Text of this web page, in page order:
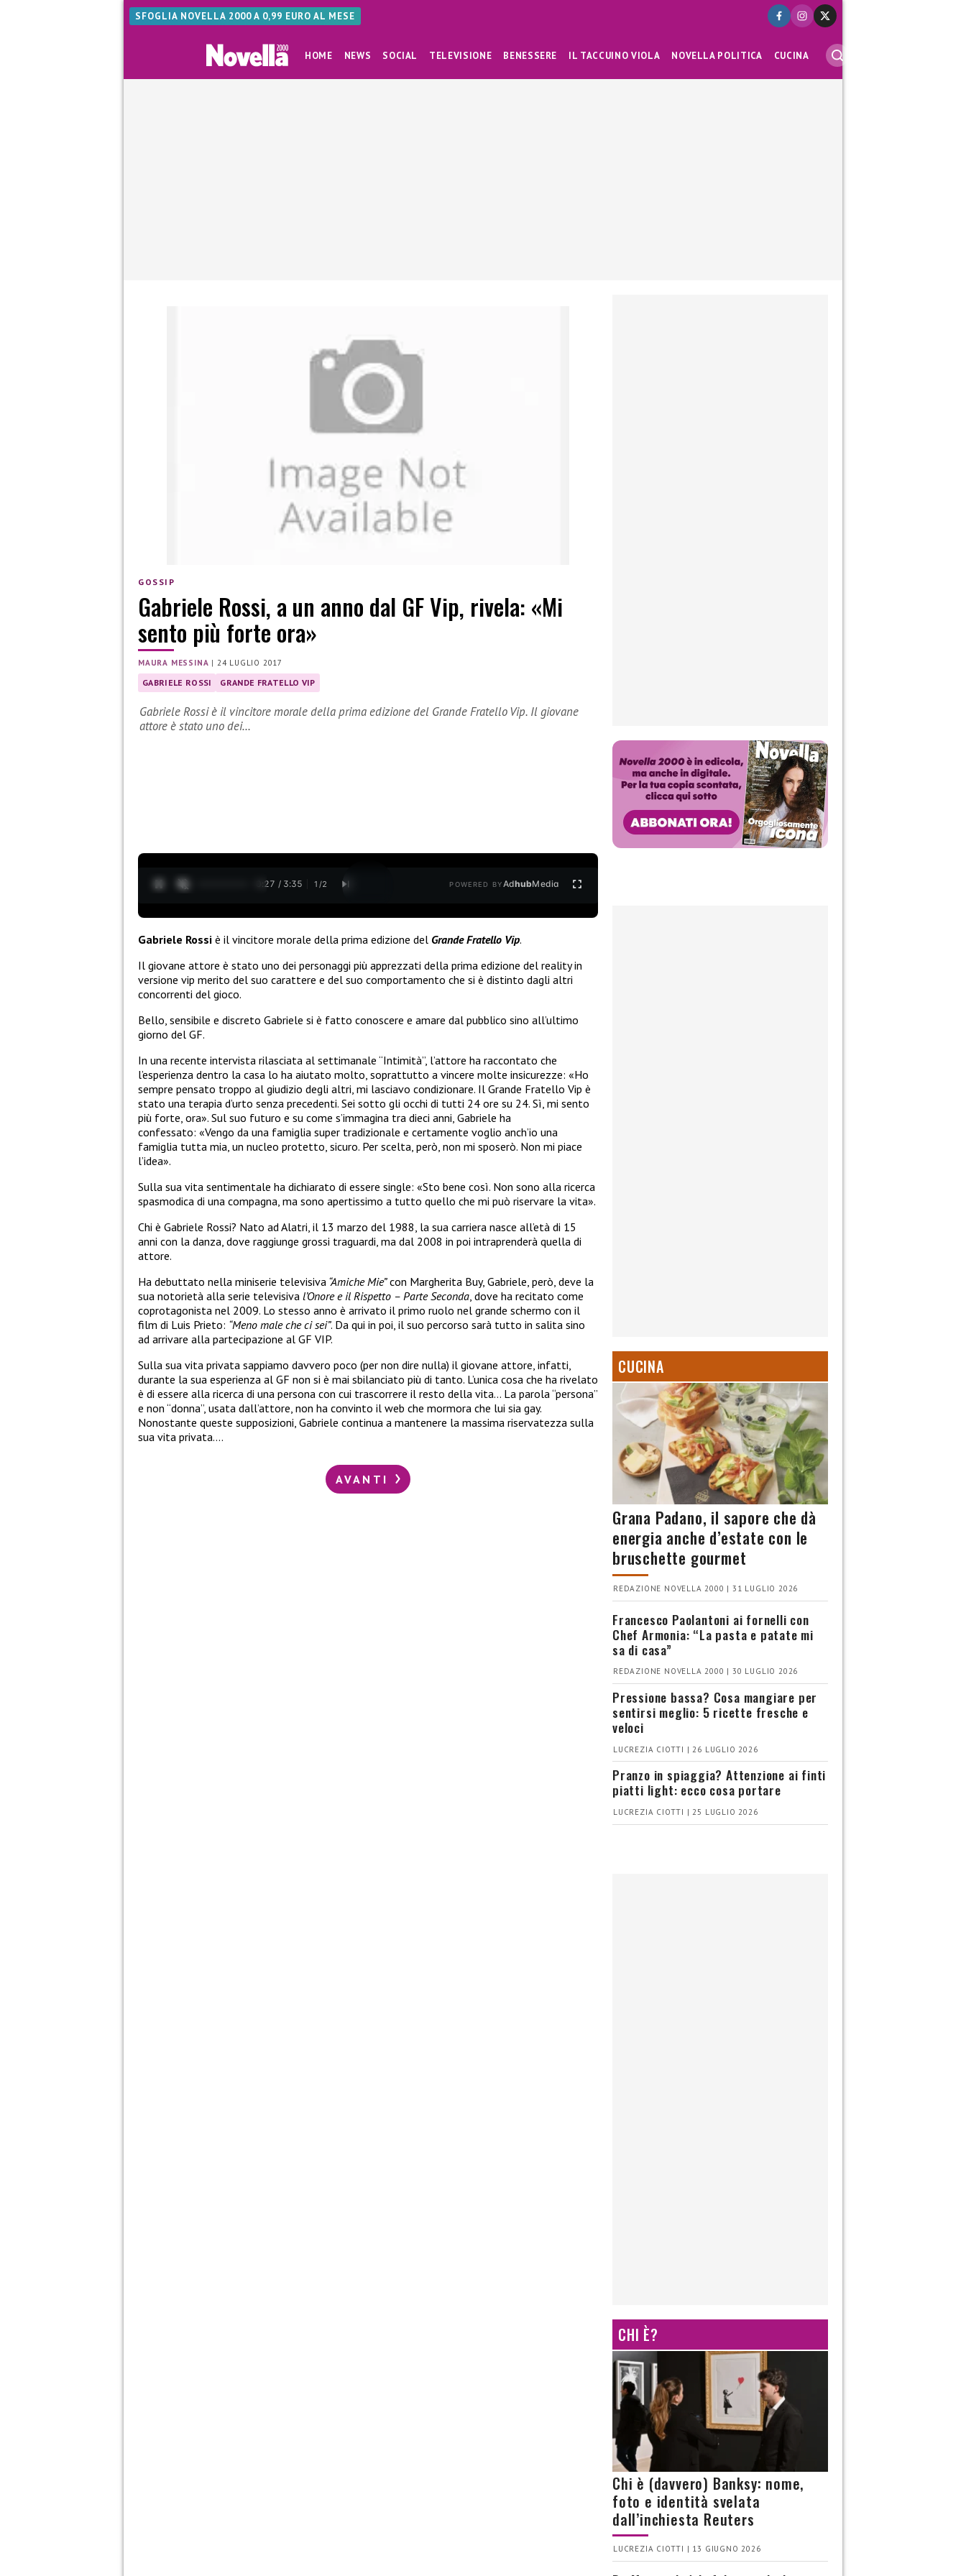
SFOGLIA NOVELLA 2000 A 0,99 EURO AL MESE
HOME NEWS SOCIAL TELEVISIONE BENESSERE IL TACCUINO VIOLA NOVELLA POLITICA CUCINA
GOSSIP
Gabriele Rossi, a un anno dal GF Vip, rivela: «Mi
sento più forte ora»
MAURA MESSINA | 24 LUGLIO 2017
GABRIELE ROSSI GRANDE FRATELLO VIP
Gabriele Rossi è il vincitore morale della prima edizione del Grande Fratello Vip. Il giovane
attore è stato uno dei…
0:28 / 3:35 1 /2 POWERED BYAdhubMedia
Gabriele Rossi è il vincitore morale della prima edizione del Grande Fratello Vip.
Il giovane attore è stato uno dei personaggi più apprezzati della prima edizione del reality in
versione vip merito del suo carattere e del suo comportamento che si è distinto dagli altri
concorrenti del gioco.
Bello, sensibile e discreto Gabriele si è fatto conoscere e amare dal pubblico sino all’ultimo
giorno del GF.
In una recente intervista rilasciata al settimanale “Intimità”, l’attore ha raccontato che
l’esperienza dentro la casa lo ha aiutato molto, soprattutto a vincere molte insicurezze: «Ho
sempre pensato troppo al giudizio degli altri, mi lasciavo condizionare. Il Grande Fratello Vip è
stato una terapia d’urto senza precedenti. Sei sotto gli occhi di tutti 24 ore su 24. Sì, mi sento
più forte, ora». Sul suo futuro e su come s’immagina tra dieci anni, Gabriele ha
confessato: «Vengo da una famiglia super tradizionale e certamente voglio anch’io una
famiglia tutta mia, un nucleo protetto, sicuro. Per scelta, però, non mi sposerò. Non mi piace
l’idea».
Sulla sua vita sentimentale ha dichiarato di essere single: «Sto bene così. Non sono alla ricerca
spasmodica di una compagna, ma sono apertissimo a tutto quello che mi può riservare la vita».
Chi è Gabriele Rossi? Nato ad Alatri, il 13 marzo del 1988, la sua carriera nasce all’età di 15
anni con la danza, dove raggiunge grossi traguardi, ma dal 2008 in poi intraprenderà quella di
attore.
Ha debuttato nella miniserie televisiva “Amiche Mie”con Margherita Buy, Gabriele, però, deve la
sua notorietà alla serie televisiva l’Onore e il Rispetto – Parte Seconda , dove ha recitato come
coprotagonista nel 2009. Lo stesso anno è arrivato il primo ruolo nel grande schermo con il
film di Luis Prieto: “Meno male che ci sei”. Da qui in poi, il suo percorso sarà tutto in salita sino
ad arrivare alla partecipazione al GF VIP.
Sulla sua vita privata sappiamo davvero poco (per non dire nulla) il giovane attore, infatti,
durante la sua esperienza al GF non si è mai sbilanciato più di tanto. L’unica cosa che ha rivelato
è di essere alla ricerca di una persona con cui trascorrere il resto della vita… La parola “persona”
e non “donna”, usata dall’attore, non ha convinto il web che mormora che lui sia gay.
Nonostante queste supposizioni, Gabriele continua a mantenere la massima riservatezza sulla
sua vita privata….
AVANTI
CUCINA
Grana Padano, il sapore che dà
energia anche d’estate con le
bruschette gourmet
REDAZIONE NOVELLA 2000 | 31 LUGLIO 2026
Francesco Paolantoni ai fornelli con
Chef Armonia: “La pasta e patate mi
sa di casa”
REDAZIONE NOVELLA 2000 | 30 LUGLIO 2026
Pressione bassa? Cosa mangiare per
sentirsi meglio: 5 ricette fresche e
veloci
LUCREZIA CIOTTI | 26 LUGLIO 2026
Pranzo in spiaggia? Attenzione ai finti
piatti light: ecco cosa portare
LUCREZIA CIOTTI | 25 LUGLIO 2026
CHI È?
Chi è (davvero) Banksy: nome,
foto e identità svelata
dall’inchiesta Reuters
LUCREZIA CIOTTI | 13 GIUGNO 2026